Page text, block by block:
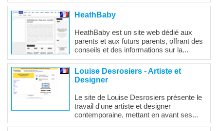
HeathBaby
HeathBaby est un site web dédié aux
parents et aux futurs parents, offrant des
conseils et des informations sur la...
Louise Desrosiers - Artiste et
Designer
Le site de Louise Desrosiers présente le
travail d'une artiste et designer
contemporaine, mettant en avant ses...